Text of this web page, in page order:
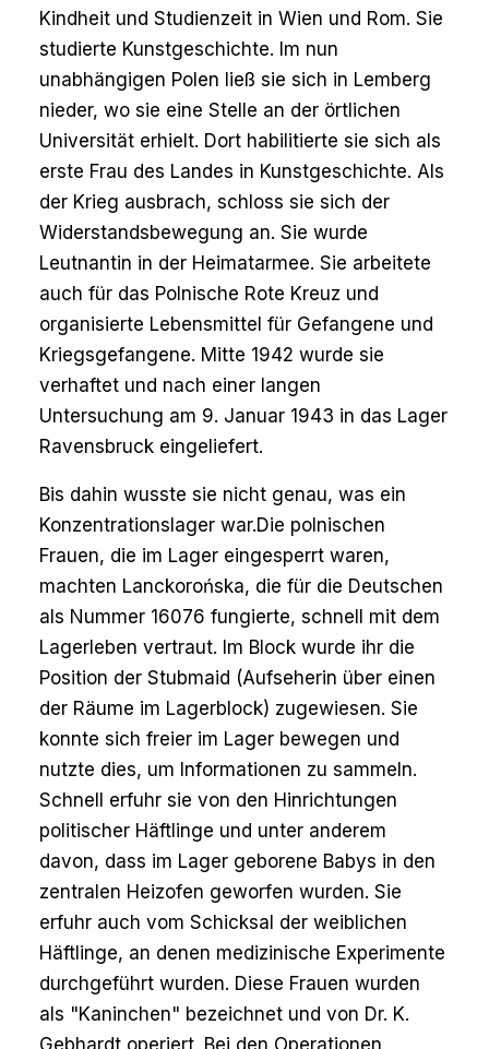
Kindheit und Studienzeit in Wien und Rom. Sie
studierte Kunstgeschichte. Im nun
unabhängigen Polen ließ sie sich in Lemberg
nieder, wo sie eine Stelle an der örtlichen
Universität erhielt. Dort habilitierte sie sich als
erste Frau des Landes in Kunstgeschichte. Als
der Krieg ausbrach, schloss sie sich der
Widerstandsbewegung an. Sie wurde
Leutnantin in der Heimatarmee. Sie arbeitete
auch für das Polnische Rote Kreuz und
organisierte Lebensmittel für Gefangene und
Kriegsgefangene. Mitte 1942 wurde sie
verhaftet und nach einer langen
Untersuchung am 9. Januar 1943 in das Lager
Ravensbruck eingeliefert.
Bis dahin wusste sie nicht genau, was ein
Konzentrationslager war.Die polnischen
Frauen, die im Lager eingesperrt waren,
machten Lanckorońska, die für die Deutschen
als Nummer 16076 fungierte, schnell mit dem
Lagerleben vertraut. Im Block wurde ihr die
Position der Stubmaid (Aufseherin über einen
der Räume im Lagerblock) zugewiesen. Sie
konnte sich freier im Lager bewegen und
nutzte dies, um Informationen zu sammeln.
Schnell erfuhr sie von den Hinrichtungen
politischer Häftlinge und unter anderem
davon, dass im Lager geborene Babys in den
zentralen Heizofen geworfen wurden. Sie
erfuhr auch vom Schicksal der weiblichen
Häftlinge, an denen medizinische Experimente
durchgeführt wurden. Diese Frauen wurden
als "Kaninchen" bezeichnet und von Dr. K.
Gebhardt operiert. Bei den Operationen